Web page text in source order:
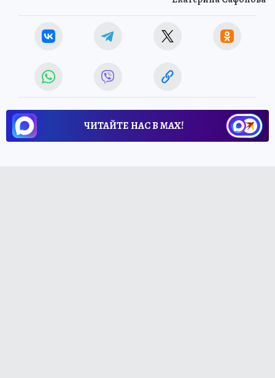
ЧИТАЙТЕ НАС В МАХ!